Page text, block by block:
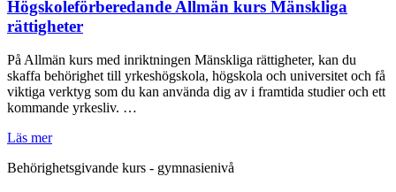
Högskoleförberedande Allmän kurs Mänskliga
rättigheter
På Allmän kurs med inriktningen Mänskliga rättigheter, kan du
skaffa behörighet till yrkeshögskola, högskola och universitet och få
viktiga verktyg som du kan använda dig av i framtida studier och ett
kommande yrkesliv. …
Läs mer
Behörighetsgivande kurs - gymnasienivå